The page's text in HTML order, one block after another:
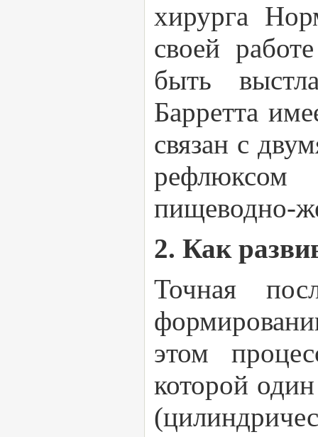
хирурга
своей
быть
Барретта
связан с
пищеводно-
2. Как
Точная
этом
которой